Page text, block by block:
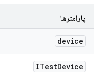
پارامترها
device
ITestDevice